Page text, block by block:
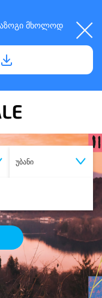
მხოლოდ
უბანი